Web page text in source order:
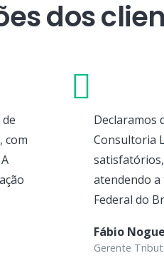
dos
com
Declaramos
Consultoria
atendendo a
Federal do
Fábio
Gerente